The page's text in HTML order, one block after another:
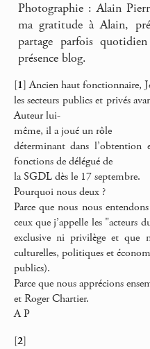
Photographie : Alain
ma gratitude à Alain,
partage parfois
présence blog.
[1]Ancien haut fonctionnaire,
les secteurs publics et privés
Auteur lui-
même, il a joué un rôle
déterminant dans
fonctions de délégué de
la SGDL dès le 17 septembre.
Pourquoi nous deux ?
Parce que nous nous
ceux que j’appelle les "acteurs
exclusive ni privilège et que
culturelles, politiques et
publics).
Parce que nous apprécions
et Roger Chartier.
A P
[2]